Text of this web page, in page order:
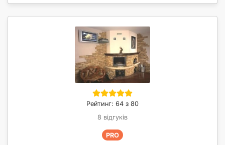
Рейтинг: 64 з 80
8 відгуків
PRO